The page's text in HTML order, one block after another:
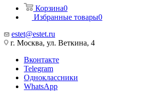
Корзина0
Избранные товары0
estet@estet.ru
г. Москва, ул. Веткина, 4
Вконтакте
Telegram
Одноклассники
WhatsApp